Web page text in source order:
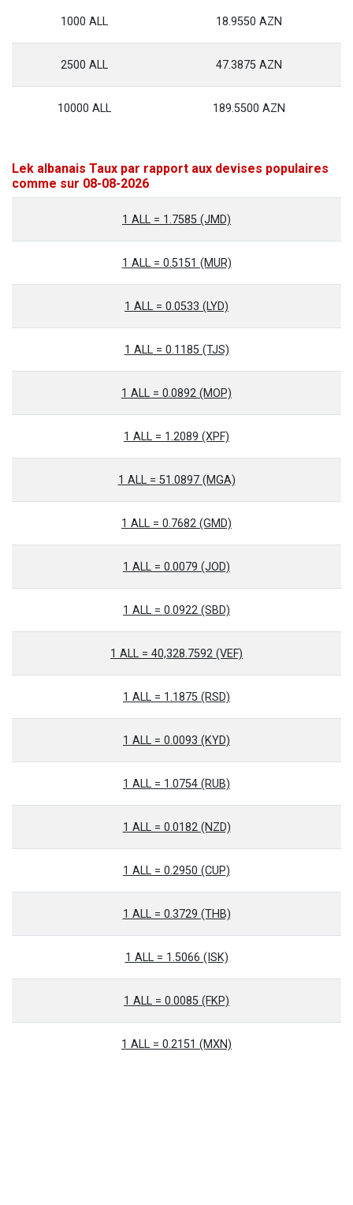
1000 ALL 18.9550 AZN
2500 ALL 47.3875 AZN
10000 ALL 189.5500 AZN
Lek albanais Taux par rapport aux devises populaires
comme sur 08-08-2026
1 ALL = 1.7585 (JMD)
1 ALL = 0.5151 (MUR)
1 ALL = 0.0533 (LYD)
1 ALL = 0.1185 (TJS)
1 ALL = 0.0892 (MOP)
1 ALL = 1.2089 (XPF)
1 ALL = 51.0897 (MGA)
1 ALL = 0.7682 (GMD)
1 ALL = 0.0079 (JOD)
1 ALL = 0.0922 (SBD)
1 ALL = 40,328.7592 (VEF)
1 ALL = 1.1875 (RSD)
1 ALL = 0.0093 (KYD)
1 ALL = 1.0754 (RUB)
1 ALL = 0.0182 (NZD)
1 ALL = 0.2950 (CUP)
1 ALL = 0.3729 (THB)
1 ALL = 1.5066 (ISK)
1 ALL = 0.0085 (FKP)
1 ALL = 0.2151 (MXN)